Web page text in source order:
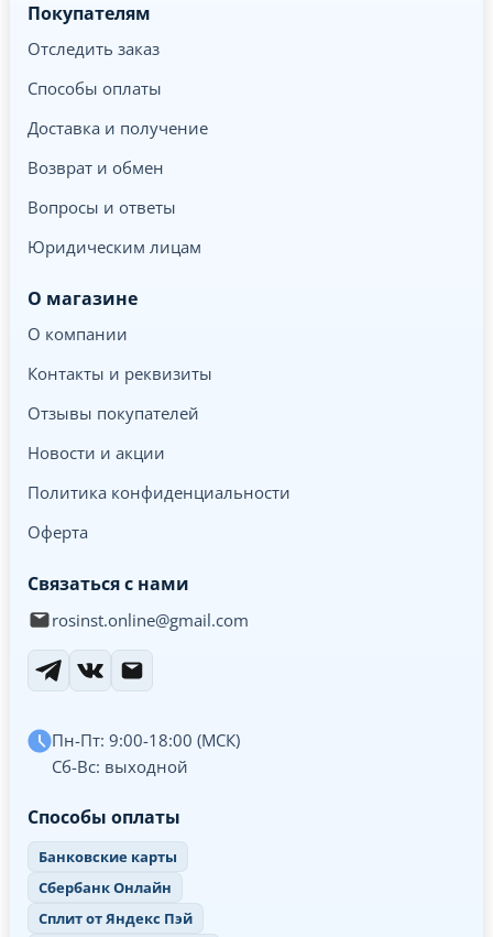
Покупателям
Отследить заказ
Способы оплаты
Доставка и получение
Возврат и обмен
Вопросы и ответы
Юридическим лицам
О магазине
О компании
Контакты и реквизиты
Отзывы покупателей
Новости и акции
Политика конфиденциальности
Оферта
Связаться с нами
rosinst.online@gmail.com
Пн-Пт: 9:00-18:00 (МСК)
Сб-Вс: выходной
Способы оплаты
Банковские карты
Сбербанк Онлайн
Сплит от Яндекс Пэй